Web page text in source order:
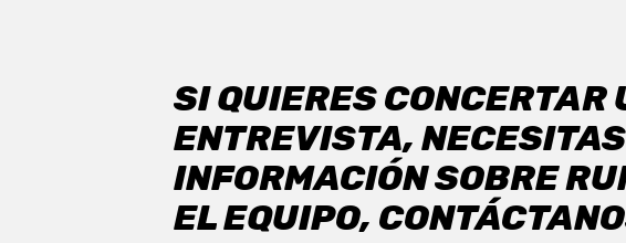
SI QUIERES CONCERTAR
ENTREVISTA,
INFORMACIÓN SOBRE
EL EQUIPO,